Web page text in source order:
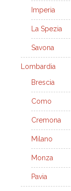
Imperia
La Spezia
Savona
Lombardia
Brescia
Como
Cremona
Milano
Monza
Pavia